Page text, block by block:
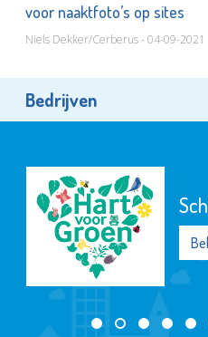
voor naaktfoto’s op sites
Niels Dekker/Cerberus - 04-09-2021
Bedrijven